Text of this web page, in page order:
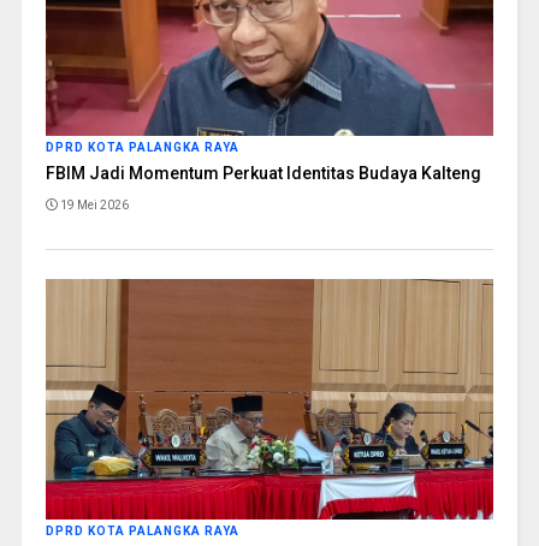
DPRD KOTA PALANGKA RAYA
FBIM Jadi Momentum Perkuat Identitas Budaya Kalteng
19 Mei 2026
DPRD KOTA PALANGKA RAYA